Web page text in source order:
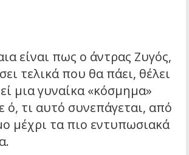
είναι πως ο άντρας Ζυγός,
τελικά που θα πάει, θέλει
μια γυναίκα «κόσμημα»
ό, τι αυτό συνεπάγεται, από
μέχρι τα πιο εντυπωσιακά